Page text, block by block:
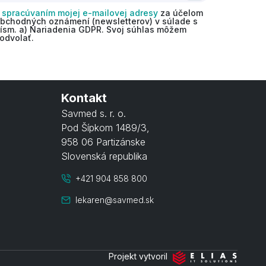
spracúvaním mojej e-mailovej adresy za účelom
oznámení (newsletterov) v súlade s
a) Nariadenia GDPR. Svoj súhlas môžem
Kontakt
Savmed s. r. o.
Pod Šípkom 1489/3,
958 06 Partizánske
Slovenská republika
+421 904 858 800
lekaren@savmed.sk
Projekt vytvoril